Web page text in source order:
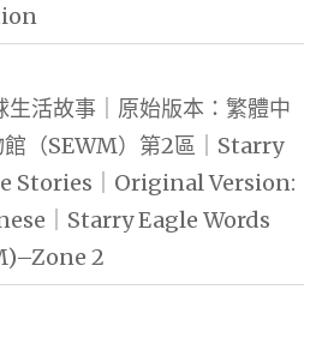
生活故事｜原始版本：繁體中
館（SEWM）第2區｜Starry
Stories｜Original Version:
｜Starry Eagle Words
2